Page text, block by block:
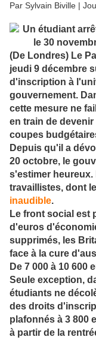
Par Sylvain Biville |
(De Londres) Le
jeudi 9 décembre
d'inscription à
gouvernement.
cette mesure ne
en train de
coupes
Depuis qu'il a
20 octobre, le
s'estimer heureux.
travaillistes, dont
inaudible.
Le front social est
d'euros
supprimés, les
face à la cure
De 7 000 à 10
Seule exception,
étudiants ne
des droits
plafonnés à 3 800
à partir de la